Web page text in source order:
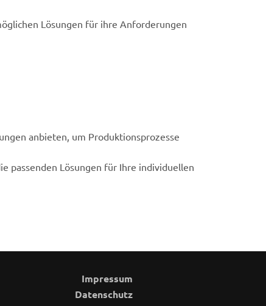
Lösungen für ihre Anforderungen
anbieten, um Produktionsprozesse
passenden Lösungen für Ihre individuellen
Impressum
Datenschutz